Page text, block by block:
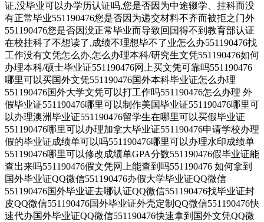
证,没毕业可以办学历认证吗,您是否因为中途辍学、挂科而没
有正常毕业551190476您是否因为递交材料不齐而被拒之门外
551190476您是否因没正常毕业而导致回国得不到教育部认证
在校挂科了不想读了,成绩不理想毕不了业怎么办551190476找
工作没有文凭怎么办,怎么办理本科/研究生文凭551190476如何
办理本科/硕士毕业证551190476网上买文凭可靠吗551190476
哪里可以买国外文凭551190476国外本科毕业证怎么办理
551190476国外大学文凭可以打工作吗551190476怎么办理 外
假毕业证551190476哪里可以制作美国毕业证551190476哪里可
以办理澳洲毕业证551190476留学生在哪里可以买假毕业证
551190476哪里可以办理加拿大毕业证551190476申请学校办理
假的毕业证成绩单可以吗551190476哪里可以办理水印成绩单
551190476哪里可以修改成绩单GPA分数551190476假毕业证能
查出来吗551190476假文凭网上能查到吗551190476 如何拿到
国外毕业证QQ微信551190476办假大学毕业证QQ微信
551190476国外毕业证去哪认证QQ微信551190476找毕业证封
皮QQ微信551190476国外毕业证外壳定制QQ微信551190476快
速代办国外毕业证QQ微信551190476快速拿到国外文凭QQ微